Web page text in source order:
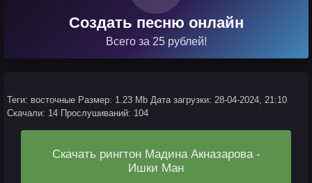
Создать песню онлайн
Всего за 25 рублей!
Теги: восточные Размер: 1.23 Mb Дата загрузки: 28-04-2024, 21:10
Скачали: 14 Прослушиваний: 104
Скачать рингтон Мадина Акназарова -
Ишки Ман